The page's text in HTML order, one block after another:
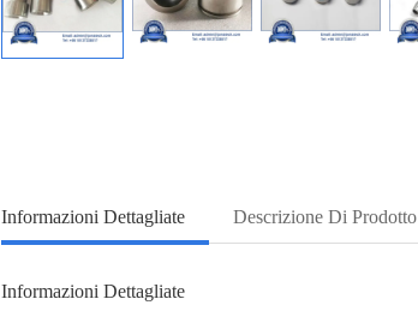
Informazioni Dettagliate Descrizione Di Prodotto
Informazioni Dettagliate